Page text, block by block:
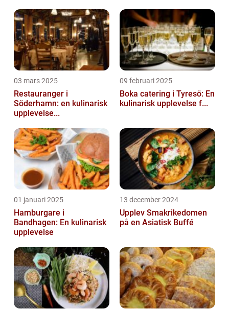
03 mars 2025
Restauranger i
Söderhamn: en kulinarisk
upplevelse...
09 februari 2025
Boka catering i Tyresö: En
kulinarisk upplevelse f...
01 januari 2025
Hamburgare i
Bandhagen: En kulinarisk
upplevelse
13 december 2024
Upplev Smakrikedomen
på en Asiatisk Buffé